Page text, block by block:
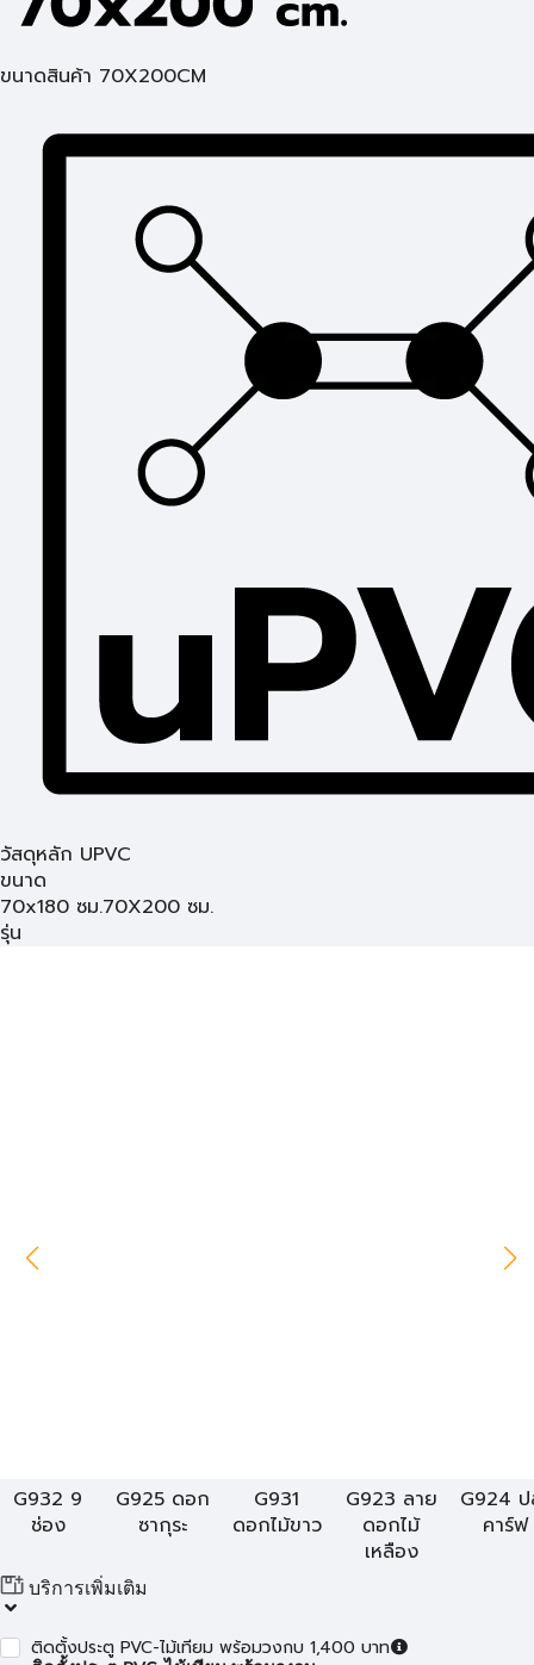
ขนาดสินค้า 70X200CM
วัสดุหลัก UPVC
ขนาด
70x180 ซม.70X200 ซม.
รุ่น
G932 9
ช่อง
G925 ดอก
ซากุระ
G931
ดอกไม้ขาว
G923 ลาย
ดอกไม้
เหลือง
G924 ป
คาร์ฟ
บริการเพิ่มเติม
ติดตั้งประตู PVC-ไม้เทียม พร้อมวงกบ 1,400 บาท